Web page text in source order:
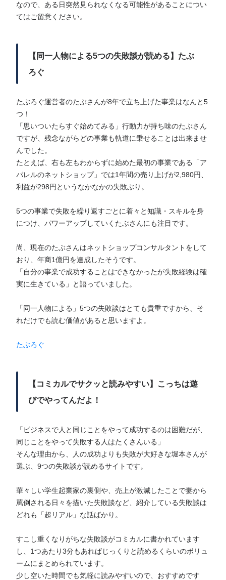
なので、ある日突然見られなくなる可能性があることについ
てはご留意ください。
【同一人物による5つの失敗談が読める】たぶ
ろぐ
たぶろぐ運営者のたぶさんが8年で立ち上げた事業はなんと5
つ！
「思いついたらすぐ始めてみる」行動力が持ち味のたぶさん
ですが、残念ながらどの事業も軌道に乗せることは出来ませ
んでした。
たとえば、右も左もわからずに始めた最初の事業である「ア
パレルのネットショップ」では1年間の売り上げが2,980円、
利益が298円というなかなかの失敗ぶり。
5つの事業で失敗を繰り返すごとに着々と知識・スキルを身
につけ、パワーアップしていくたぶさんにも注目です。
尚、現在のたぶさんはネットショップコンサルタントをして
おり、年商1億円を達成したそうです。
「自分の事業で成功することはできなかったが失敗経験は確
実に生きている」と語っていました。
「同一人物による」5つの失敗談はとても貴重ですから、そ
れだけでも読む価値があると思いますよ。
たぶろぐ
【コミカルでサクッと読みやすい】こっちは遊
びでやってんだよ！
「ビジネスで人と同じことをやって成功するのは困難だが、
同じことをやって失敗する人はたくさんいる」
そんな理由から、人の成功よりも失敗が大好きな堀本さんが
選ぶ、9つの失敗談が読めるサイトです。
華々しい学生起業家の裏側や、売上が激減したことで妻から
罵倒される日々を描いた失敗談など、紹介している失敗談は
どれも「超リアル」な話ばかり。
すこし重くなりがちな失敗談がコミカルに書かれています
し、1つあたり3分もあればじっくりと読めるくらいのボリュ
ームにまとめられています。
少し空いた時間でも気軽に読みやすいので、おすすめです